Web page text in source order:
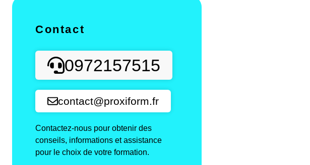
Contact
0972157515
contact@proxiform.fr
Contactez-nous pour obtenir des
conseils, informations et assistance
pour le choix de votre formation.